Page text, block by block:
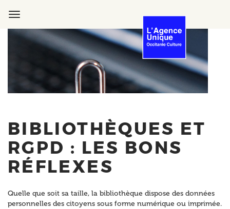
principal
navigation
BIBLIOTHÈQUES ET
RGPD : LES BONS
RÉFLEXES
Quelle que soit sa taille, la bibliothèque dispose des données
personnelles des citoyens sous forme numérique ou imprimée.